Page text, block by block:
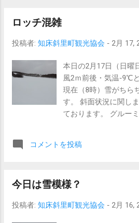
ロッチ混雑
投稿者: 知床斜里町観光協会 - 2月 17,
本日の2月17日（日曜
風2ｍ前後・気温-9℃
現在（8時）雪がちら
す。 斜面状況に関
ております。 グルー
ずまず のコンディショ
きましたが、級別の
持ちのシューズケース
コメントを投稿
今日は雪模様？
投稿者: 知床斜里町観光協会 - 2月 16,